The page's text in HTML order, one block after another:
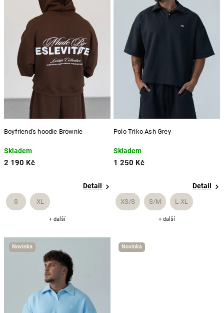
Boyfriend's hoodie Brownie
Skladem
2 190 Kč
Detail
S XL
+ další
Polo Triko Ash Grey
Skladem
1 250 Kč
Detail
XS/S S/M L-XL
+ další
Novinka Novinka